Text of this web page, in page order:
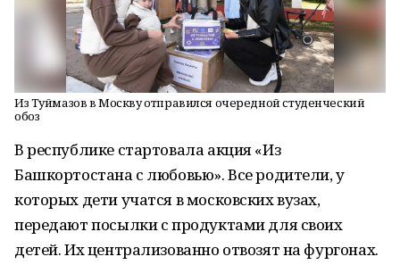
Из Туймазов в Москву отправился очередной студенческий
обоз
В республике стартовала акция «Из
Башкортостана с любовью». Все родители, у
которых дети учатся в московских вузах,
передают посылки с продуктами для своих
детей. Их централизованно отвозят на фургонах.